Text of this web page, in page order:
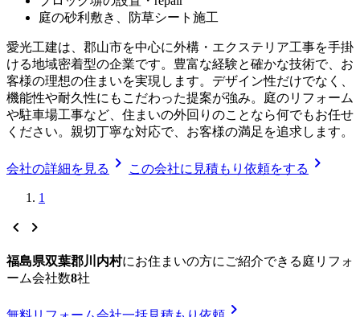
庭の砂利敷き、防草シート施工
愛光工建は、郡山市を中心に外構・エクステリア工事を手掛
ける地域密着型の企業です。豊富な経験と確かな技術で、お
客様の理想の住まいを実現します。デザイン性だけでなく、
機能性や耐久性にもこだわった提案が強み。庭のリフォーム
や駐車場工事など、住まいの外回りのことなら何でもお任せ
ください。親切丁寧な対応で、お客様の満足を追求します。
会社の詳細を見る chevron_right この会社に見積もり依頼をする chevron_right
1
chevron_left chevron_right
福島県双葉郡川内村にお住まいの方にご紹介できる庭リフォ
ーム会社数8社
chevron_right